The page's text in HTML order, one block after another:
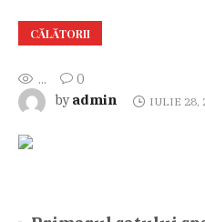
CĂLĂTORII
...
0
by admin IULIE 28,